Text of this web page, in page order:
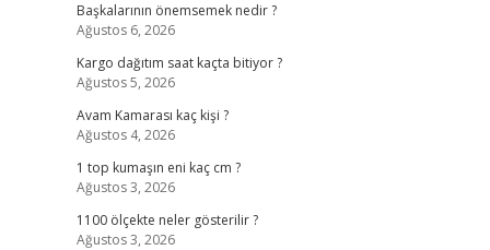
Başkalarının önemsemek nedir ?
Ağustos 6, 2026
Kargo dağıtım saat kaçta bitiyor ?
Ağustos 5, 2026
Avam Kamarası kaç kişi ?
Ağustos 4, 2026
1 top kumaşın eni kaç cm ?
Ağustos 3, 2026
1100 ölçekte neler gösterilir ?
Ağustos 3, 2026